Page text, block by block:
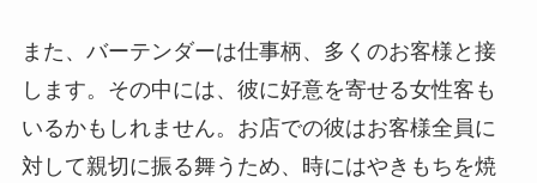
また、バーテンダーは仕事柄、多くのお客様と接
します。その中には、彼に好意を寄せる女性客も
いるかもしれません。お店での彼はお客様全員に
対して親切に振る舞うため、時にはやきもちを焼